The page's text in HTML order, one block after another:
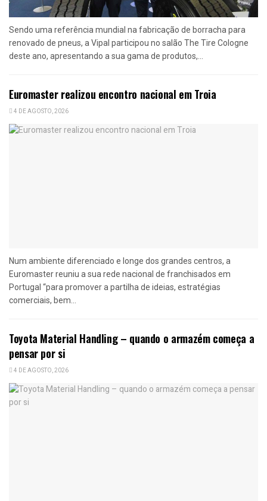
Sendo uma referência mundial na fabricação de borracha para
renovado de pneus, a Vipal participou no salão The Tire Cologne
deste ano, apresentando a sua gama de produtos,...
Euromaster realizou encontro nacional em Troia
4 DE AGOSTO, 2026
Num ambiente diferenciado e longe dos grandes centros, a
Euromaster reuniu a sua rede nacional de franchisados em
Portugal “para promover a partilha de ideias, estratégias
comerciais, bem...
Toyota Material Handling – quando o armazém começa a
pensar por si
4 DE AGOSTO, 2026